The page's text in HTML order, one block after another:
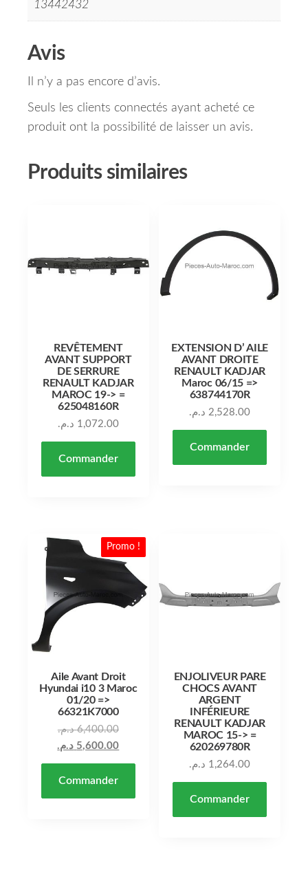
13442432
Avis
Il n’y a pas encore d’avis.
Seuls les clients connectés ayant acheté ce
produit ont la possibilité de laisser un avis.
Produits similaires
REVÊTEMENT
AVANT SUPPORT
DE SERRURE
RENAULT KADJAR
MAROC 19-> =
625048160R
1,072.00 د.م.
Commander
EXTENSION D’ AILE
AVANT DROITE
RENAULT KADJAR
Maroc 06/15 =>
638744170R
2,528.00 د.م.
Commander
Promo !
Aile Avant Droit
Hyundai i10 3 Maroc
01/20 =>
66321K7000
6,400.00 د.م.
Le prix initial était : 6,400.00 د.م..
5,600.00 د.م.
Commander
ENJOLIVEUR PARE
CHOCS AVANT
ARGENT
INFÉRIEURE
RENAULT KADJAR
MAROC 15-> =
620269780R
1,264.00 د.م.
Commander